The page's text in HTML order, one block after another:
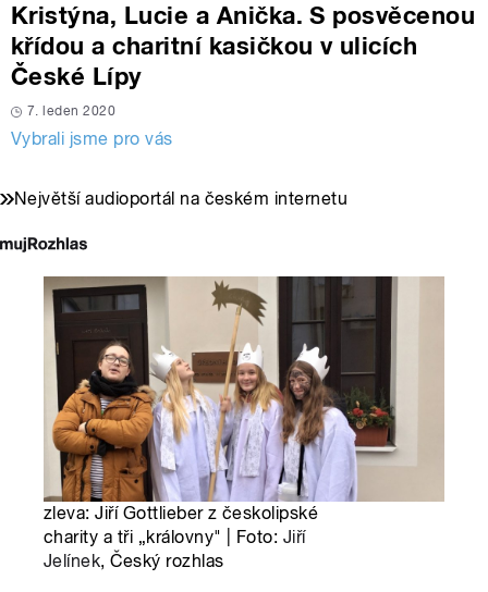
Kristýna, Lucie a Anička. S posvěcenou
křídou a charitní kasičkou v ulicích
České Lípy
7. leden 2020
Vybrali jsme pro vás
Největší audioportál na českém internetu
zleva: Jiří Gottlieber z českolipské
charity a tři „královny" | Foto: Jiří
Jelínek, Český rozhlas